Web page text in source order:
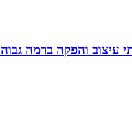
העסק פועל משנת 2004 ומציע